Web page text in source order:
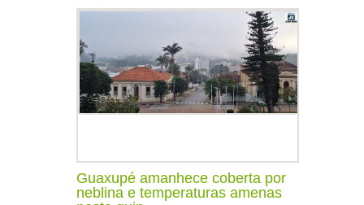
Guaxupé amanhece coberta por
neblina e temperaturas amenas